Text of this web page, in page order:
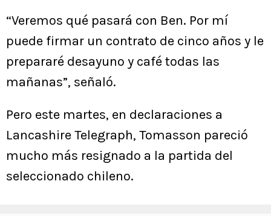
“Veremos qué pasará con Ben. Por mí
puede firmar un contrato de cinco años y le
prepararé desayuno y café todas las
mañanas”, señaló.
Pero este martes, en declaraciones a
Lancashire Telegraph, Tomasson pareció
mucho más resignado a la partida del
seleccionado chileno.